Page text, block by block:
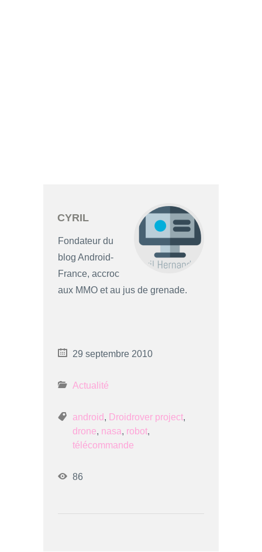
CYRIL
Fondateur du
blog Android-
France, accroc
aux MMO et au jus de grenade.
29 septembre 2010
Actualité
android, Droidrover project,
drone, nasa, robot,
télécommande
86